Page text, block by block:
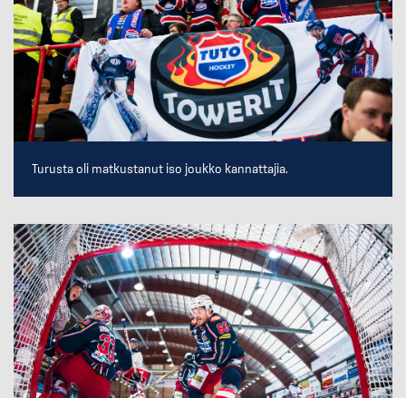
Turusta oli matkustanut iso joukko kannattajia.